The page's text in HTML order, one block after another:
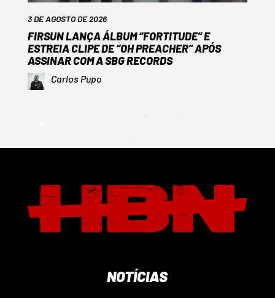
3 DE AGOSTO DE 2026
FIRSUN LANÇA ÁLBUM “FORTITUDE” E
ESTREIA CLIPE DE “OH PREACHER” APÓS
ASSINAR COM A SBG RECORDS
Carlos Pupo
NOTÍCIAS